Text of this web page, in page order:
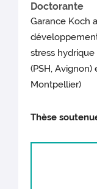
Doctorante
Garance Koch
stress
(PSH, Avignon)
Montpellier)
Thèse